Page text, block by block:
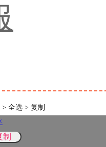
器购买
全选 > 复制